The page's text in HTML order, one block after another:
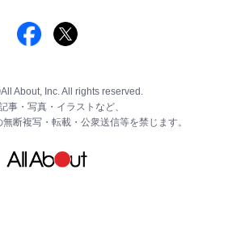
About, Inc. All rights reserved.
事・写真・イラストなど、
断複写・転載・公衆送信等を禁じます。